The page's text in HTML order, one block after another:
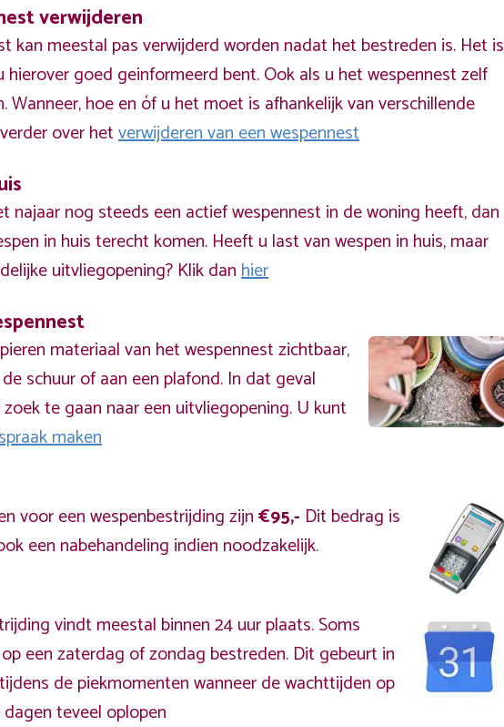
verwijderen
kan meestal pas verwijderd worden nadat het bestreden is. Het is
hierover goed geinformeerd bent. Ook als u het wespennest zelf
Wanneer, hoe en óf u het moet is afhankelijk van verschillende
over hetverwijderen van een wespennest
najaar nog steeds een actief wespennest in de woning heeft, dan
in huis terecht komen. Heeft u last van wespen in huis, maar
uitvliegopening? Klik danhier
materiaal van het wespennest zichtbaar,
schuur of aan een plafond. In dat geval
te gaan naar een uitvliegopening. U kunt
maken
voor een wespenbestrijding zijn€95,- Dit bedrag is
een nabehandeling indien noodzakelijk.
vindt meestal binnen 24 uur plaats. Soms
een zaterdag of zondag bestreden. Dit gebeurt in
de piekmomenten wanneer de wachttijden op
teveel oplopen